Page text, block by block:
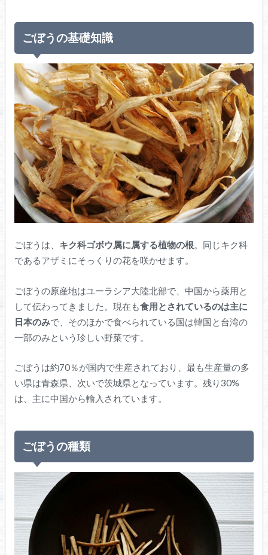
ごぼうの基礎知識
ごぼうは、 キク科ゴボウ属に属する植物の根。同じキク科
であるアザミにそっくりの花を咲かせます。
ごぼうの原産地はユーラシア大陸北部で、中国から薬用と
して伝わってきました。現在も食用とされているのは主に
日本のみで、そのほかで食べられている国は韓国と台湾の
一部のみという珍しい野菜です。
ごぼうは約70％が国内で生産されており、最も生産量の多
い県は青森県、次いで茨城県となっています。残り30%
は、主に中国から輸入されています。
ごぼうの種類